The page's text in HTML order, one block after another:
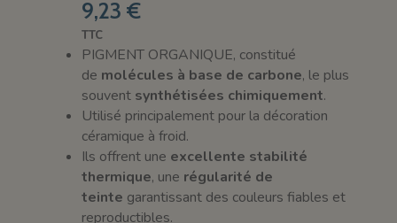
9,23 €
TTC
PIGMENT ORGANIQUE, constitué
de molécules à base de carbone, le plus
souvent synthétisées chimiquement.
Utilisé principalement pour la décoration
céramique à froid.
Ils offrent une excellente stabilité
thermique, une régularité de
teinte garantissant des couleurs fiables et
reproductibles.